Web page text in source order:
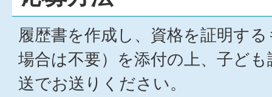
履歴書を作成し、資格を証明す
場合は不要）を添付の上、子ど
送でお送りください。